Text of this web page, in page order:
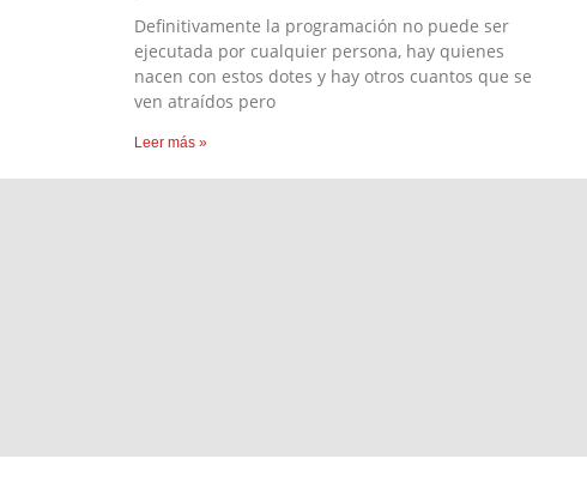
Definitivamente la programación no puede ser
ejecutada por cualquier persona, hay quienes
nacen con estos dotes y hay otros cuantos que se
ven atraídos pero
Leer más »